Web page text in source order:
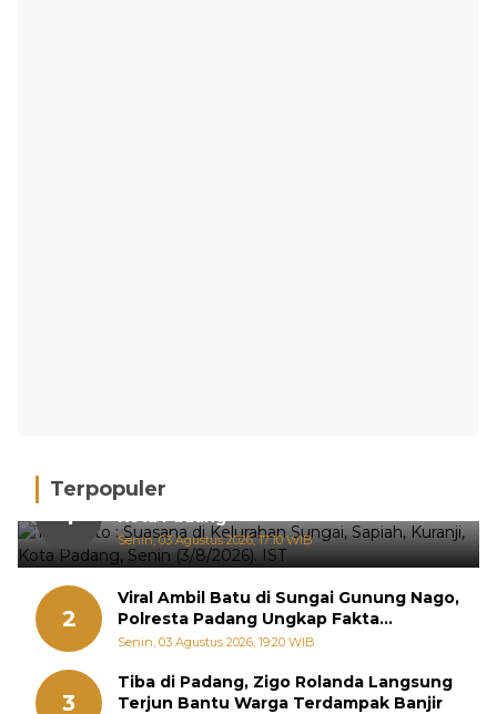
Terpopuler
1
Hujan Deras, 15 Titik Banjir Terdeteksi di
Kota Padang
Senin, 03 Agustus 2026, 17:10 WIB
2
Viral Ambil Batu di Sungai Gunung Nago,
Polresta Padang Ungkap Fakta
Sebenarnya
Senin, 03 Agustus 2026, 19:20 WIB
3
Tiba di Padang, Zigo Rolanda Langsung
Terjun Bantu Warga Terdampak Banjir